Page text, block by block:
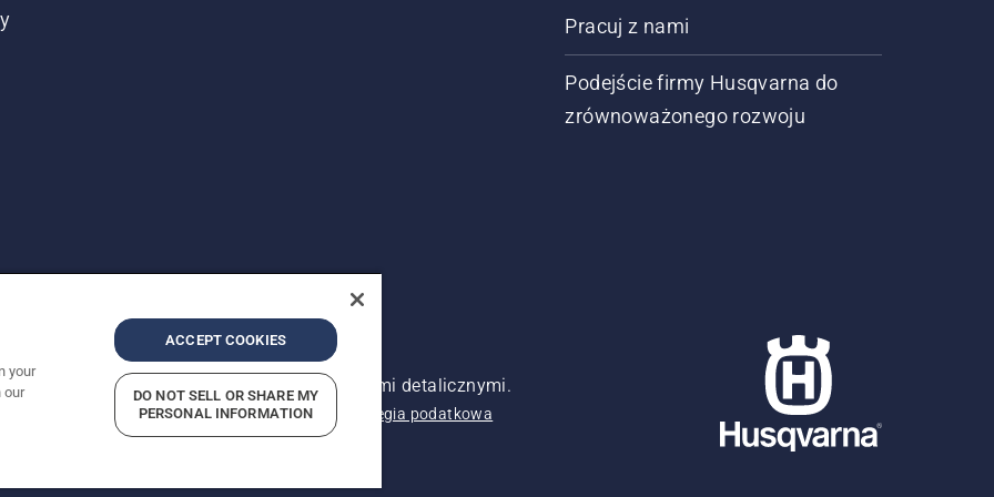
Pracuj z nami
Podejście firmy Husqvarna do
zrównoważonego rozwoju
Pokazane ceny są sugerowanymi cenami detalicznymi.
Informacja o polityce prywatności Imprint
Strategia podatkowa
your
our
ACCEPT COOKIES
DO NOT SELL OR SHARE MY
PERSONAL INFORMATION